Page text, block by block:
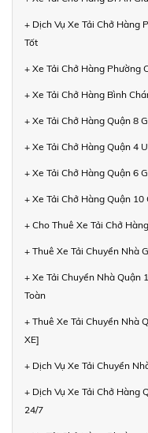
+ Dịch Vụ Xe Tải Chở Hàng
Tốt
+ Xe Tải Chở Hàng Phường
+ Xe Tải Chở Hàng Bình
+ Xe Tải Chở Hàng Quận 8
+ Xe Tải Chở Hàng Quận 4
+ Xe Tải Chở Hàng Quận 6
+ Xe Tải Chở Hàng Quận
+ Cho Thuê Xe Tải Chở
+ Thuê Xe Tải Chuyển Nhà
+ Xe Tải Chuyển Nhà Quận
Toàn
+ Thuê Xe Tải Chuyển Nhà
XE]
+ Dịch Vụ Xe Tải Chuyển
+ Dịch Vụ Xe Tải Chở Hàng
24/7